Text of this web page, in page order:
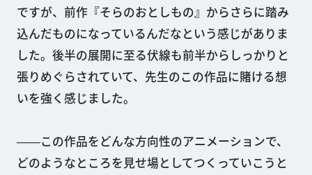
ですが、前作『そらのおとしもの』からさらに踏み
込んだものになっているんだなという感じがありま
した。後半の展開に至る伏線も前半からしっかりと
張りめぐらされていて、先生のこの作品に賭ける想
いを強く感じました。
――この作品をどんな方向性のアニメーションで、
どのようなところを見せ場としてつくっていこうと